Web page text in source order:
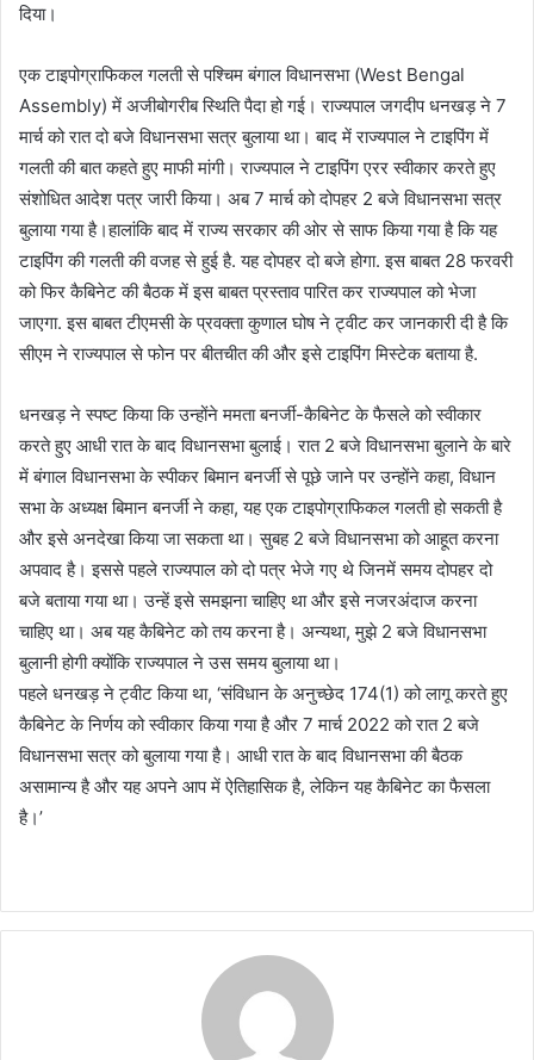
दिया।
एक टाइपोग्राफिकल गलती से पश्चिम बंगाल विधानसभा (West Bengal
Assembly) में अजीबोगरीब स्थिति पैदा हो गई। राज्यपाल जगदीप धनखड़ ने 7
मार्च को रात दो बजे विधानसभा सत्र बुलाया था। बाद में राज्यपाल ने टाइपिंग में
गलती की बात कहते हुए माफी मांगी। राज्यपाल ने टाइपिंग एरर स्वीकार करते हुए
संशोधित आदेश पत्र जारी किया। अब 7 मार्च को दोपहर 2 बजे विधानसभा सत्र
बुलाया गया है।हालांकि बाद में राज्य सरकार की ओर से साफ किया गया है कि यह
टाइपिंग की गलती की वजह से हुई है. यह दोपहर दो बजे होगा. इस बाबत 28 फरवरी
को फिर कैबिनेट की बैठक में इस बाबत प्रस्ताव पारित कर राज्यपाल को भेजा
जाएगा. इस बाबत टीएमसी के प्रवक्ता कुणाल घोष ने ट्वीट कर जानकारी दी है कि
सीएम ने राज्यपाल से फोन पर बीतचीत की और इसे टाइपिंग मिस्टेक बताया है.
धनखड़ ने स्पष्ट किया कि उन्होंने ममता बनर्जी-कैबिनेट के फैसले को स्वीकार
करते हुए आधी रात के बाद विधानसभा बुलाई। रात 2 बजे विधानसभा बुलाने के बारे
में बंगाल विधानसभा के स्पीकर बिमान बनर्जी से पूछे जाने पर उन्होंने कहा, विधान
सभा के अध्यक्ष बिमान बनर्जी ने कहा, यह एक टाइपोग्राफिकल गलती हो सकती है
और इसे अनदेखा किया जा सकता था। सुबह 2 बजे विधानसभा को आहूत करना
अपवाद है। इससे पहले राज्यपाल को दो पत्र भेजे गए थे जिनमें समय दोपहर दो
बजे बताया गया था। उन्हें इसे समझना चाहिए था और इसे नजरअंदाज करना
चाहिए था। अब यह कैबिनेट को तय करना है। अन्यथा, मुझे 2 बजे विधानसभा
बुलानी होगी क्योंकि राज्यपाल ने उस समय बुलाया था।
पहले धनखड़ ने ट्वीट किया था, ‘संविधान के अनुच्छेद 174(1) को लागू करते हुए
कैबिनेट के निर्णय को स्वीकार किया गया है और 7 मार्च 2022 को रात 2 बजे
विधानसभा सत्र को बुलाया गया है। आधी रात के बाद विधानसभा की बैठक
असामान्य है और यह अपने आप में ऐतिहासिक है, लेकिन यह कैबिनेट का फैसला
है।’